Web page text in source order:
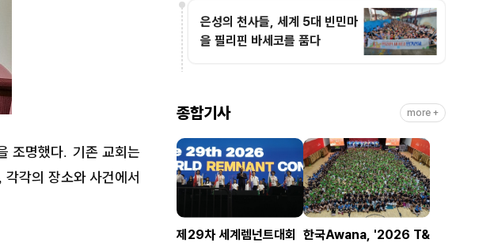
조명했다. 기존 교회는
,각각의 장소와 사건에서
은성의 천사들, 세계 5대 빈민마
을 필리핀 바세코를 품다
종합기사 more +
제29차 세계렘넌트대회
한국Awana, '2026 T&